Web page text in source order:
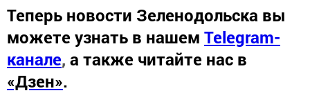
Теперь новости Зеленодольска вы
можете узнать в нашем Telegram-
канале, а также читайте нас в
«Дзен».